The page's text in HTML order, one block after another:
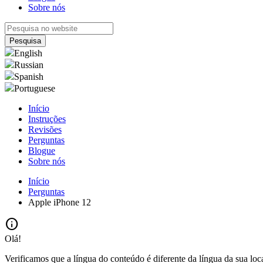
Sobre nós
English
Russian
Spanish
Portuguese
Início
Instruções
Revisões
Perguntas
Blogue
Sobre nós
Início
Perguntas
Apple iPhone 12
info
Olá!
Verificamos que a língua do conteúdo é diferente da língua da sua